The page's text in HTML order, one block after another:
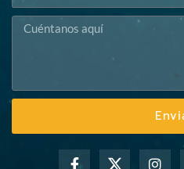
Mensaje
F I